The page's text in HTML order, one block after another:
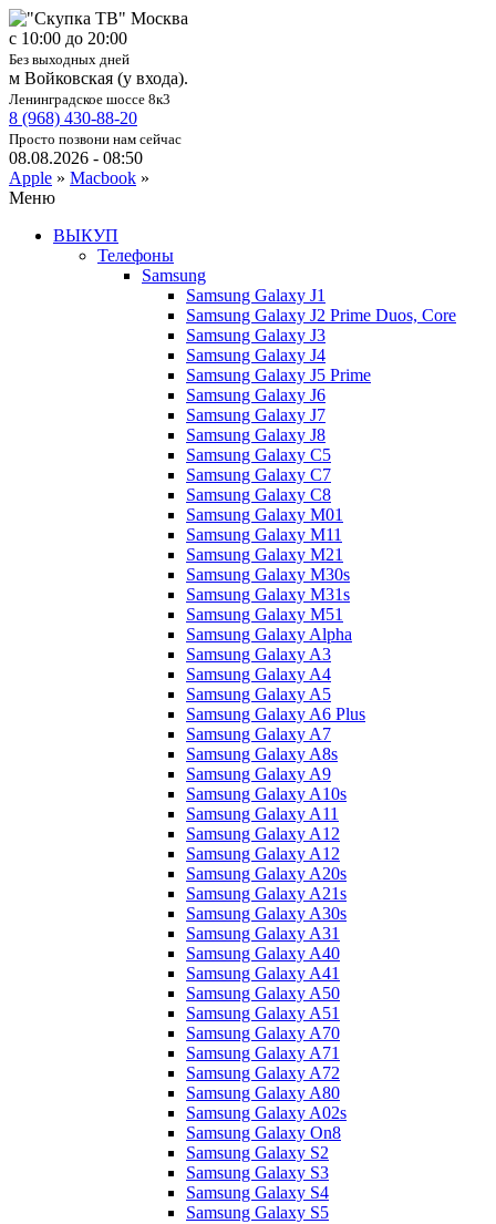
c 10:00 до 20:00
Без выходных дней
м Войковская (у входа).
Ленинградское шоссе 8к3
8 (968) 430-88-20
Просто позвони нам сейчас
08.08.2026 - 08:50
Apple » Macbook »
Меню
ВЫКУП
Телефоны
Samsung
Samsung Galaxy J1
Samsung Galaxy J2 Prime Duos, Core
Samsung Galaxy J3
Samsung Galaxy J4
Samsung Galaxy J5 Prime
Samsung Galaxy J6
Samsung Galaxy J7
Samsung Galaxy J8
Samsung Galaxy C5
Samsung Galaxy C7
Samsung Galaxy C8
Samsung Galaxy M01
Samsung Galaxy M11
Samsung Galaxy M21
Samsung Galaxy M30s
Samsung Galaxy M31s
Samsung Galaxy M51
Samsung Galaxy Alpha
Samsung Galaxy A3
Samsung Galaxy A4
Samsung Galaxy A5
Samsung Galaxy A6 Plus
Samsung Galaxy A7
Samsung Galaxy A8s
Samsung Galaxy A9
Samsung Galaxy A10s
Samsung Galaxy A11
Samsung Galaxy A12
Samsung Galaxy A12
Samsung Galaxy A20s
Samsung Galaxy A21s
Samsung Galaxy A30s
Samsung Galaxy A31
Samsung Galaxy A40
Samsung Galaxy A41
Samsung Galaxy A50
Samsung Galaxy A51
Samsung Galaxy A70
Samsung Galaxy A71
Samsung Galaxy A72
Samsung Galaxy A80
Samsung Galaxy A02s
Samsung Galaxy On8
Samsung Galaxy S2
Samsung Galaxy S3
Samsung Galaxy S4
Samsung Galaxy S5